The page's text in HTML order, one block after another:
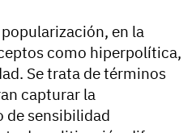
en la
como hiperpolítica,
Se trata de términos
capturar la
de sensibilidad